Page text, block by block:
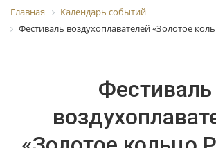
Главная
Календарь событий
Фестиваль воздухоплавателей «Золотое
Фестиваль